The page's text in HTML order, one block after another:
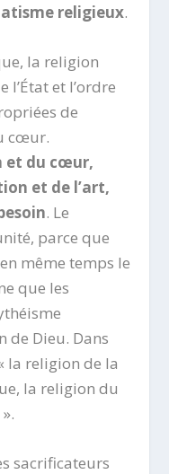
religieux.
la religion
et l’ordre
de
cœur.
et du cœur,
et de l’art,
. Le
parce que
même temps le
que les
de Dieu. Dans
la religion de la
la religion du
sacrificateurs